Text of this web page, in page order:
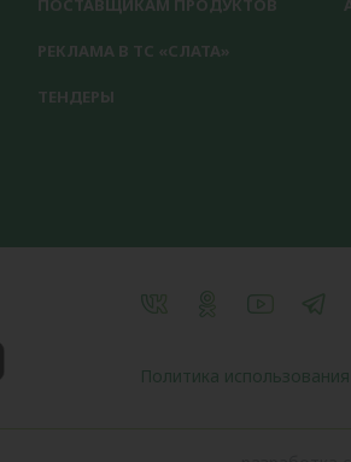
РЕКЛАМА В ТС «СЛАТА»
ТЕНДЕРЫ
Политика